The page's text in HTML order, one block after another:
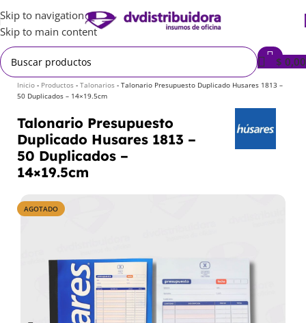
Skip to navigation
Skip to main content
$ 0,00
Inicio - Productos - Talonarios - Talonario Presupuesto Duplicado Husares 1813 –
50 Duplicados – 14×19.5cm
Talonario Presupuesto
Duplicado Husares 1813 –
50 Duplicados –
14×19.5cm
AGOTADO